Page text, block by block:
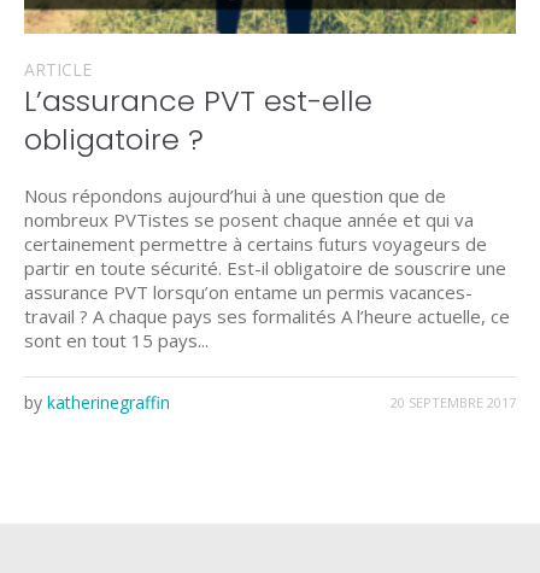
ARTICLE
L’assurance PVT est-elle
obligatoire ?
Nous répondons aujourd’hui à une question que de
nombreux PVTistes se posent chaque année et qui va
certainement permettre à certains futurs voyageurs de
partir en toute sécurité. Est-il obligatoire de souscrire une
assurance PVT lorsqu’on entame un permis vacances-
travail ? A chaque pays ses formalités A l’heure actuelle, ce
sont en tout 15 pays...
20 SEPTEMBRE 2017
by katherinegraffin